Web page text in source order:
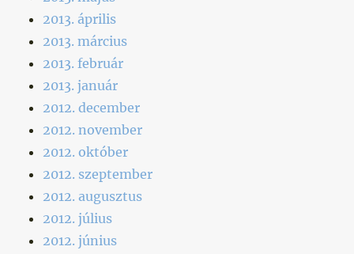
2013. április
2013. március
2013. február
2013. január
2012. december
2012. november
2012. október
2012. szeptember
2012. augusztus
2012. július
2012. június